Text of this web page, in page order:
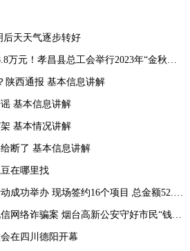
后天天气逐步转好
！孝昌县总工会举行2023年“金秋助学”活动
陕西通报 基本信息讲解
基本信息讲解
基本情况讲解
断了 基本信息讲解
在哪里找
功举办 现场签约16个项目 总金额52.1亿元
络诈骗案 烟台高新公安守好市民“钱袋子”
在四川德阳开幕